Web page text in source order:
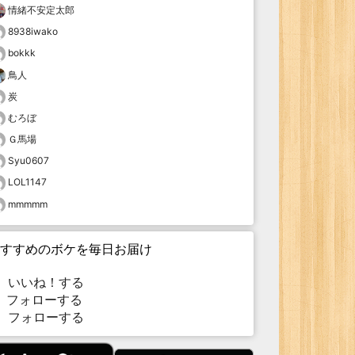
情緒不安定太郎
8938iwako
bokkk
鳥人
炭
むろぼ
Ｇ馬場
Syu0607
LOL1147
mmmmm
すめのボケを毎日お届け
いいね！する
ォローする
フォローする